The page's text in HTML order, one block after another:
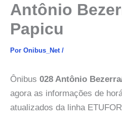
Antônio
Papicu
Por Onibus_Net /
Ônibus 028 Antônio
agora as informações de
atualizados da linha